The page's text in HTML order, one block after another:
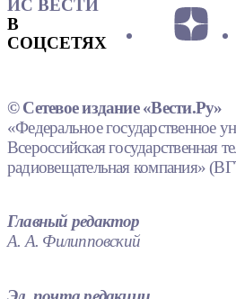
ИС ВЕСТИ
В
СОЦСЕТЯХ
© Сетевое издание «Вести.Ру»
«Федеральное государственное
Всероссийская государственная
радиовещательная компания»
Главный редактор
А. А. Филипповский